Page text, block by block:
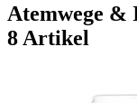
Atemwege &
8 Artikel